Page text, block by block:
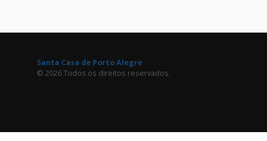
Santa Casa de Porto Alegre
© 2026 Todos os direitos reservados.